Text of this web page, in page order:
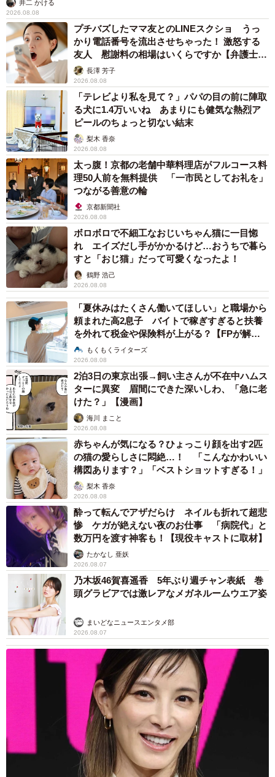
井二 かける
2026.08.08
プチバズしたママ友とのLINEスクショ うっ
かり電話番号を流出させちゃった！ 激怒する
友人 慰謝料の相場はいくらですか【弁護士が
解説】長澤 芳子
2026.08.08
「テレビより私を見て？」パパの目の前に陣取
る犬に1.4万いいね あまりにも健気な熱烈ア
ピールのちょっと切ない結末
梨木 香奈
2026.08.08
太っ腹！京都の老舗中華料理店がフルコース料
理50人前を無料提供 「一市民としてお礼を」
つながる善意の輪
京都新聞社
2026.08.08
ボロボロで不細工なおじいちゃん猫に一目惚
れ エイズだし手がかかるけど…おうちで暮ら
すと「おじ猫」だって可愛くなったよ！
鶴野 浩己
2026.08.08
「夏休みはたくさん働いてほしい」と職場から
頼まれた高2息子 バイトで稼ぎすぎると扶養
を外れて税金や保険料が上がる？【FPが解
説】もくもくライターズ
2026.08.08
2泊3日の東京出張→飼い主さんが不在中ハムス
ターに異変 眉間にできた深いしわ、「急に老
けた？」【漫画】
海川 まこと
2026.08.08
赤ちゃんが気になる？ひょっこり顔を出す2匹
の猫の愛らしさに悶絶…！ 「こんなかわいい
構図あります？」「ベストショットすぎる！」
梨木 香奈
2026.08.08
酔って転んでアザだらけ ネイルも折れて超悲
惨 ケガが絶えない夜のお仕事 「病院代」と
数万円を渡す神客も！【現役キャストに取材】
たかなし 亜妖
2026.08.07
乃木坂46賀喜遥香 5年ぶり週チャン表紙 巻
頭グラビアでは激レアなメガネルームウエア姿
まいどなニュースエンタメ部
2026.08.07